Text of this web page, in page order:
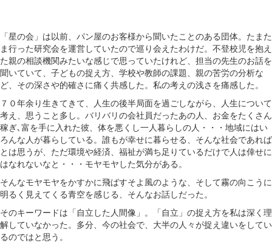
「星の会」は以前、パン屋のお客様から聞いたことのある団体。たまた
ま行った研究会を運営していたので巡り会えたわけだ。不登校児を抱え
た親の相談機関みたいな感じで思っていたけれど、担当の先生のお話を
聞いていて、子どもの捉え方、学校や教師の課題、親の苦労の分析な
ど、その深さや的確さに痛く共感した。私の考えの浅さを痛感した。
７０年余り生きてきて、人生の後半局面を過ごしながら、人生について
考え、思うこと多し。バリバリの会社員だったあの人、お金をたくさん
稼ぎ､富を手に入れた彼、体を悪くし一人暮らしの人・・・地域にはい
ろんな人が暮らしている。誰もが幸せに暮らせる、そんな社会であれば
とは思うが、ただ環境や経済、福祉が満ち足りているだけで人は倖せに
はなれないなと・・・モヤモヤした気分がある。
そんなモヤモヤをかすかに飛ばすそよ風のような、そして霧の向こうに
明るく見えてくる青空を感じる、そんなお話しだった。
そのキーワードは「自立した人間像」。「自立」の捉え方を私は深く理
解していなかった。多分、今の社会で、大半の人々が捉え違いをしてい
るのではと思う。